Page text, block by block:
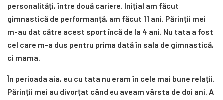
personalități, între două cariere. Inițial am făcut
gimnastică de performanță, am făcut 11 ani. Părinții mei
m-au dat către acest sport încă de la 4 ani. Nu tata a fost
cel care m-a dus pentru prima dată în sala de gimnastică,
ci mama.
În perioada aia, eu cu tata nu eram în cele mai bune relații.
Părinții mei au divorțat când eu aveam vârsta de doi ani. A